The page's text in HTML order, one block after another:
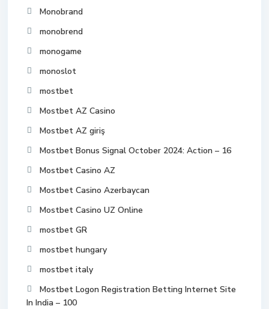
Monobrand
monobrend
monogame
monoslot
mostbet
Mostbet AZ Casino
Mostbet AZ giriş
Mostbet Bonus Signal October 2024: Action – 16
Mostbet Casino AZ
Mostbet Casino Azerbaycan
Mostbet Casino UZ Online
mostbet GR
mostbet hungary
mostbet italy
Mostbet Logon Registration Betting Internet Site
In India – 100